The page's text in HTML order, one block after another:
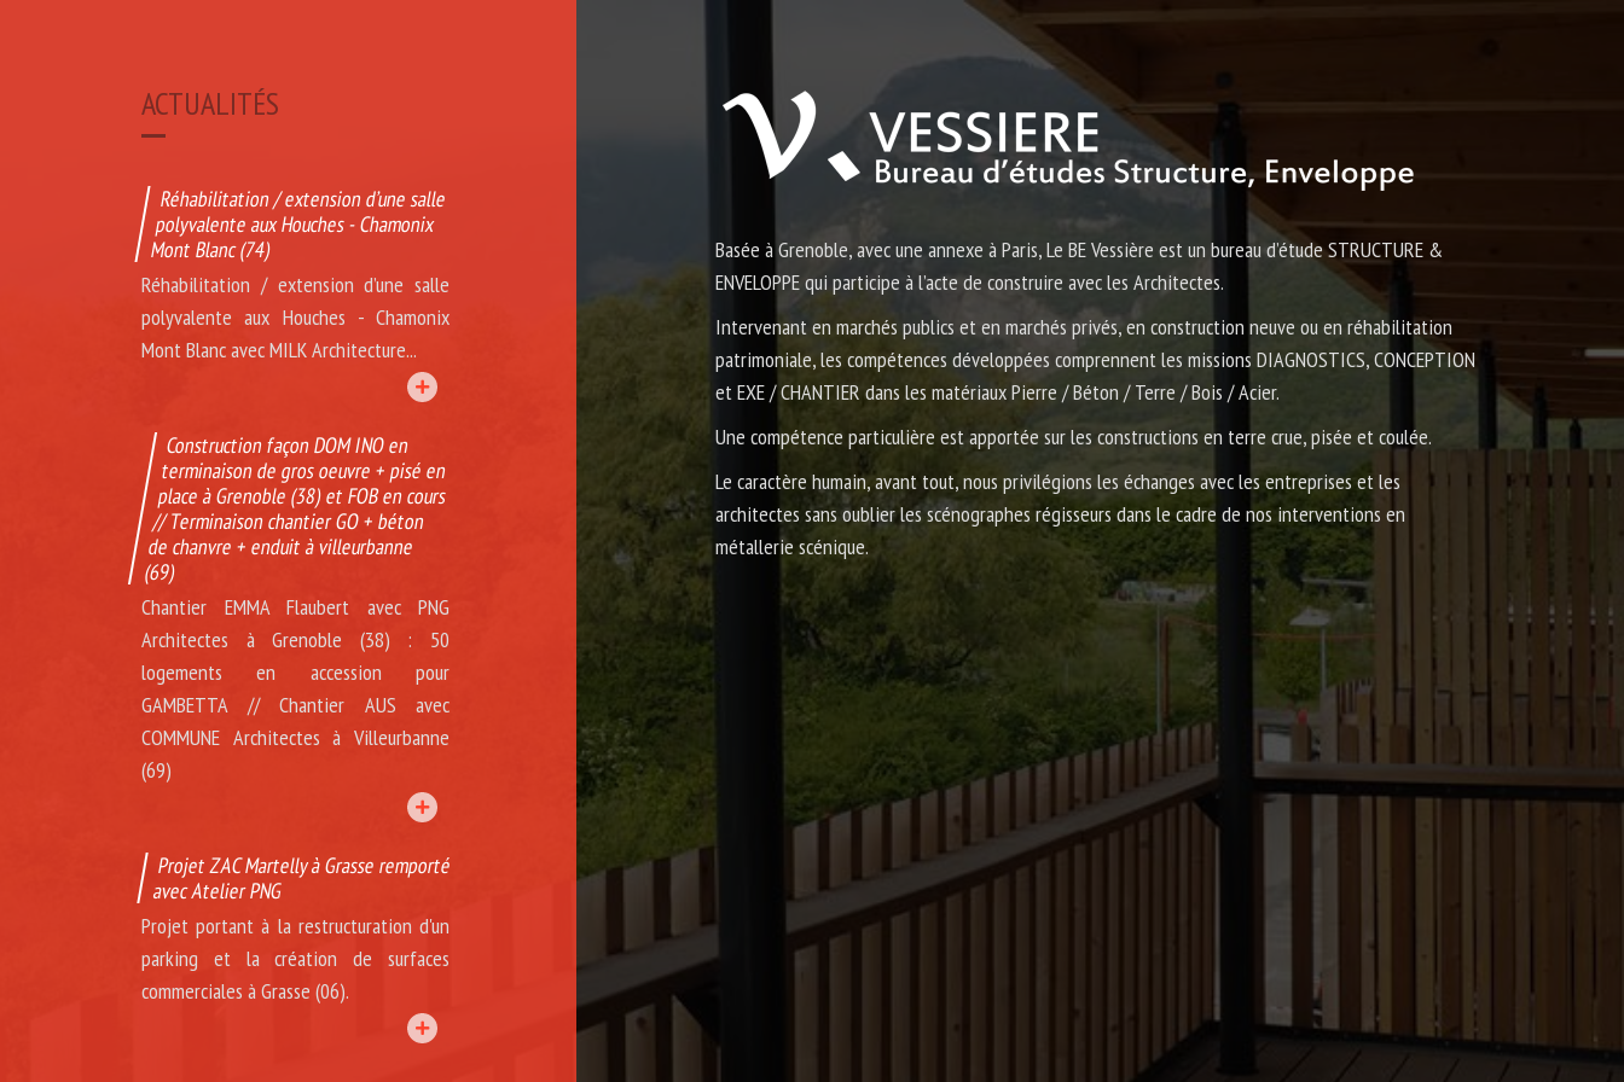
ACTUALITÉS
Réhabilitation / extension d’une salle
polyvalente aux Houches - Chamonix
Mont Blanc (74)
Réhabilitation / extension d’une salle
polyvalente aux Houches - Chamonix
Mont Blanc avec MILK Architecture...
Construction façon DOM INO en
terminaison de gros oeuvre + pisé en
place à Grenoble (38) et FOB en cours
// Terminaison chantier GO + béton
de chanvre + enduit à villeurbanne
(69)
Chantier EMMA Flaubert avec PNG
Architectes à Grenoble (38) : 50
logements en accession pour
GAMBETTA // Chantier AUS avec
COMMUNE Architectes à Villeurbanne
(69)
Projet ZAC Martelly à Grasse remporté
avec Atelier PNG
Projet portant à la restructuration d'un
parking et la création de surfaces
commerciales à Grasse (06).
Basée à Grenoble, avec une annexe à Paris, Le BE Vessière est un bureau d’étude STRUCTURE &
ENVELOPPE qui participe à l’acte de construire avec les Architectes.
Intervenant en marchés publics et en marchés privés, en construction neuve ou en réhabilitation
patrimoniale, les compétences développées comprennent les missions DIAGNOSTICS, CONCEPTION
et EXE / CHANTIER dans les matériaux Pierre / Béton / Terre / Bois / Acier.
Une compétence particulière est apportée sur les constructions en terre crue, pisée et coulée.
Le caractère humain, avant tout, nous privilégions les échanges avec les entreprises et les
architectes sans oublier les scénographes régisseurs dans le cadre de nos interventions en
métallerie scénique.